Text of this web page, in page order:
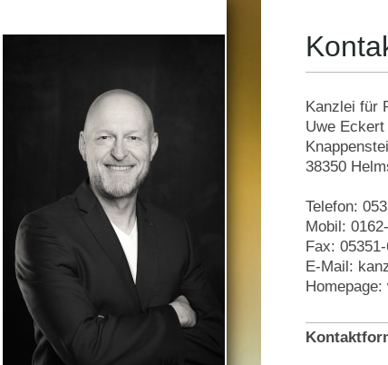
Kanzlei für
Uwe Eckert
38350
Telefon:
Mobil:
Fax:
E-Mail: